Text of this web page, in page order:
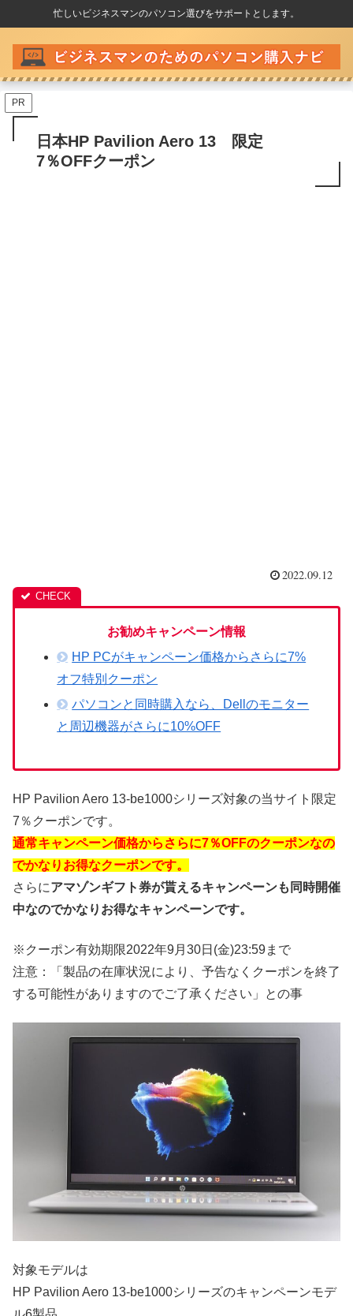
忙しいビジネスマンのパソコン選びをサポートとします。
PR
日本HP Pavilion Aero 13 限定
7％OFFクーポン
2022.09.12
お勧めキャンペーン情報
HP PCがキャンペーン価格からさらに7%
オフ特別クーポン
パソコンと同時購入なら、Dellのモニター
と周辺機器がさらに10%OFF
HP Pavilion Aero 13-be1000シリーズ対象の当サイト限定
7％クーポンです。
通常キャンペーン価格からさらに7％OFFのクーポンなの
でかなりお得なクーポンです。
さらにアマゾンギフト券が貰えるキャンペーンも同時開催
中なのでかなりお得なキャンペーンです。
※クーポン有効期限2022年9月30日(金)23:59まで
注意：「製品の在庫状況により、予告なくクーポンを終了
する可能性がありますのでご了承ください」との事
対象モデルは
HP Pavilion Aero 13-be1000シリーズのキャンペーンモデ